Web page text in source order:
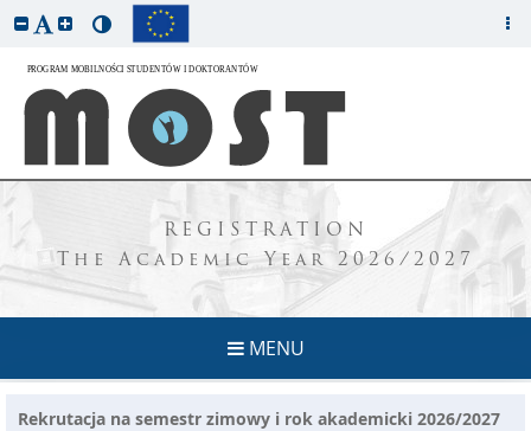
REGISTRATION
The Academic Year 2026/2027
MENU
Rekrutacja na semestr zimowy i rok akademicki 2026/2027